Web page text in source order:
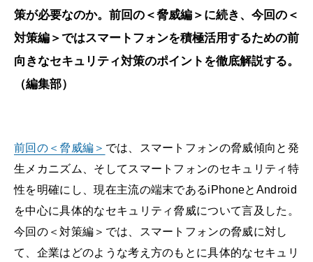
策が必要なのか。前回の＜脅威編＞に続き、今回の＜
対策編＞ではスマートフォンを積極活用するための前
向きなセキュリティ対策のポイントを徹底解説する。
（編集部）
前回の＜脅威編＞ では、スマートフォンの脅威傾向と発
生メカニズム、そしてスマートフォンのセキュリティ特
性を明確にし、現在主流の端末であるiPhoneとAndroid
を中心に具体的なセキュリティ脅威について言及した。
今回の＜対策編＞では、スマートフォンの脅威に対し
て、企業はどのような考え方のもとに具体的なセキュリ